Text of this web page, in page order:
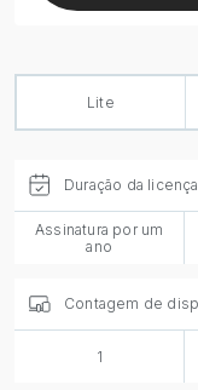
Lite
Duração da licença
Assinatura por um
ano
Contagem de
1